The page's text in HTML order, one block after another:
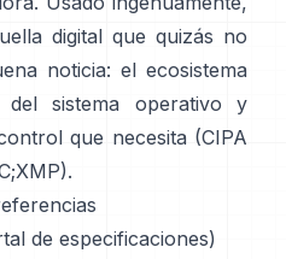
digital que quizás no
noticia: el ecosistema
del sistema operativo y
que necesita (CIPA
;XMP).
de especificaciones)